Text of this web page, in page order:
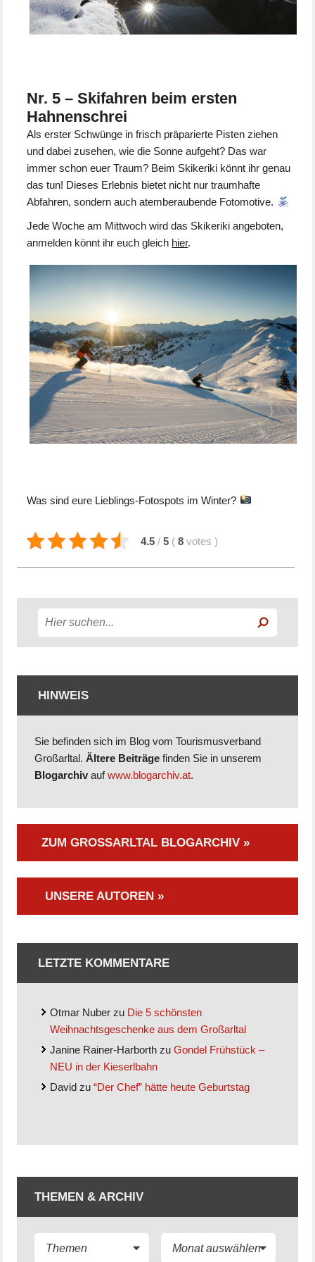
Nr. 5 – Skifahren beim ersten
Hahnenschrei
Als erster Schwünge in frisch präparierte Pisten ziehen
und dabei zusehen, wie die Sonne aufgeht? Das war
immer schon euer Traum? Beim Skikeriki könnt ihr genau
das tun! Dieses Erlebnis bietet nicht nur traumhafte
Abfahren, sondern auch atemberaubende Fotomotive.
Jede Woche am Mittwoch wird das Skikeriki angeboten,
anmelden könnt ihr euch gleich hier.
Was sind eure Lieblings-Fotospots im Winter?
4.5 / 5 ( 8 votes)
HINWEIS
Sie befinden sich im Blog vom Tourismusverband
Großarltal.Ältere Beiträge finden Sie in unserem
Blogarchiv aufwww.blogarchiv.at.
ZUM GROSSARLTAL BLOGARCHIV »
UNSERE AUTOREN »
LETZTE KOMMENTARE
Otmar Nuber zu Die 5 schönsten
Weihnachtsgeschenke aus dem Großarltal
Janine Rainer-Harborth zuGondel Frühstück –
NEU in der Kieserlbahn
David zu“Der Chef” hätte heute Geburtstag
THEMEN & ARCHIV